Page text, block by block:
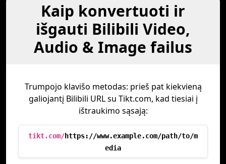
Kaip konvertuoti ir
išgauti Bilibili Video,
Audio & Image failus
Trumpojo klavišo metodas: prieš pat kiekvieną
galiojantį Bilibili URL su Tikt.com, kad tiesiai į
ištraukimo sąsają:
tikt.com/https://www.example.com/path/to/m
edia